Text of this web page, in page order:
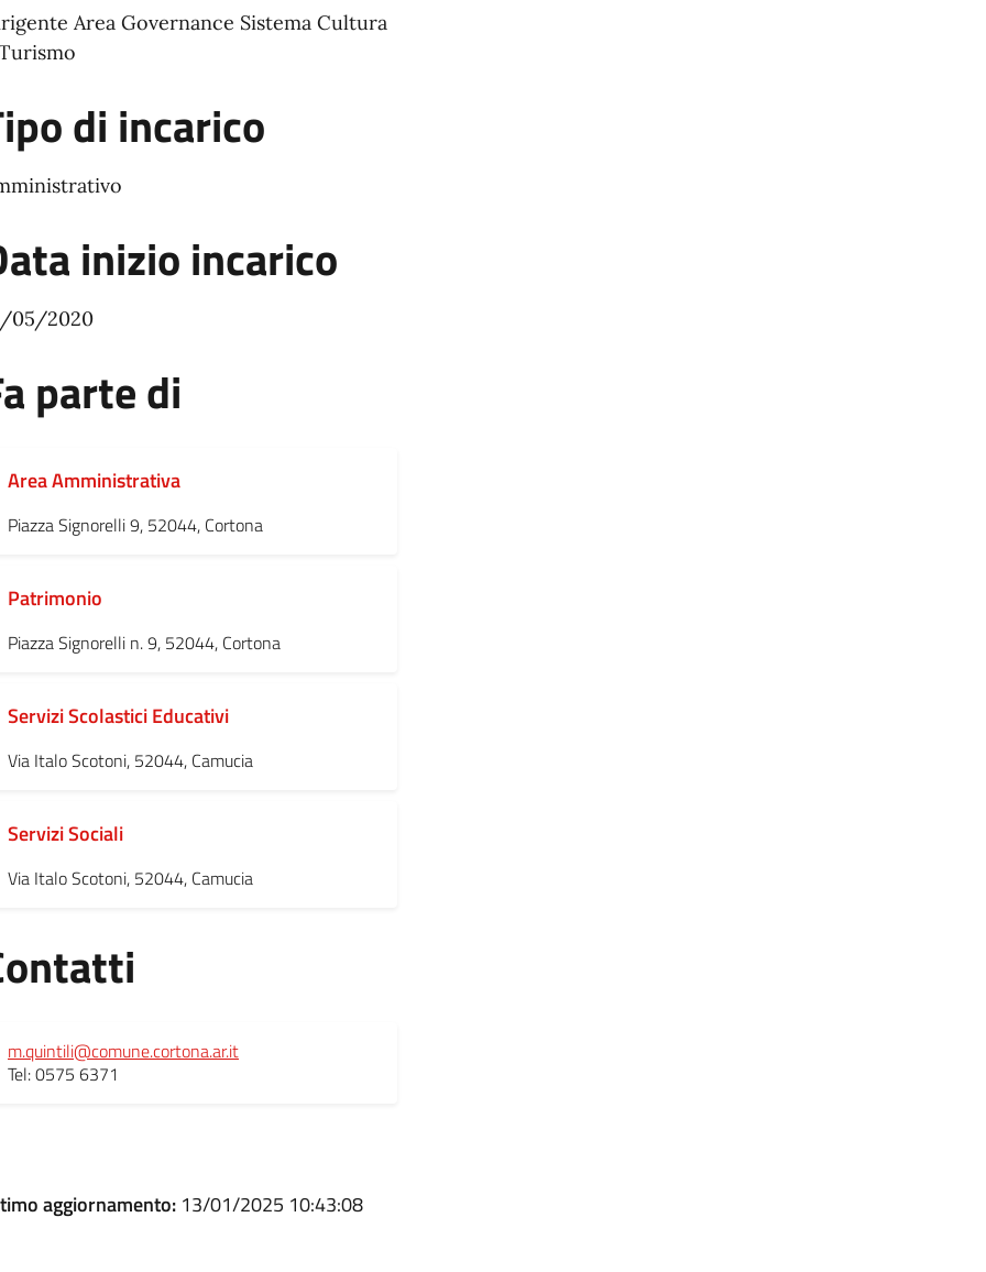
Area Governance Sistema Cultura
di incarico
inizio incarico
05/2020
parte di
Area Amministrativa
Piazza Signorelli 9, 52044, Cortona
Patrimonio
Piazza Signorelli n. 9, 52044, Cortona
Servizi Scolastici Educativi
Via Italo Scotoni, 52044, Camucia
Servizi Sociali
Via Italo Scotoni, 52044, Camucia
m.quintili@comune.cortona.ar.it
Tel: 0575 6371
aggiornamento: 13/01/2025 10:43:08